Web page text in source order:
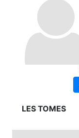
LES TOMES